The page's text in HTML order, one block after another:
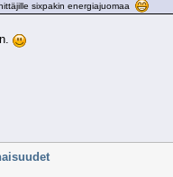
sixpakin energiajuomaa